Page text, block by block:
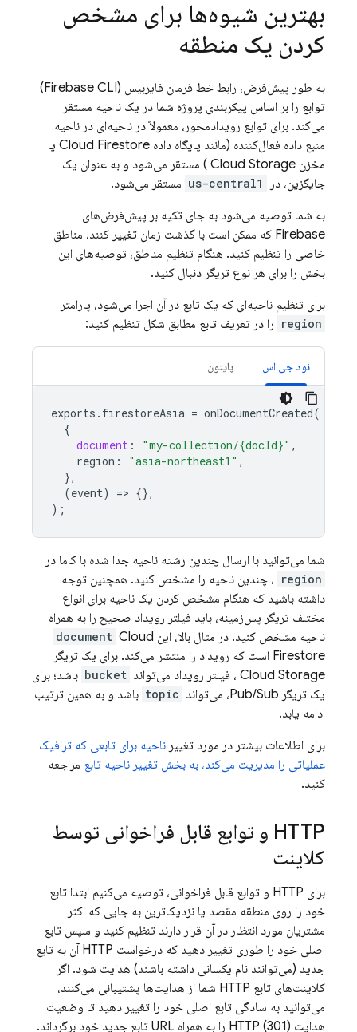
بهترین شیوه‌ها برای مشخص
کردن یک منطقه
به طور پیش‌فرض، رابط خط فرمان فایربیس (Firebase CLI)
توابع را بر اساس پیکربندی پروژه شما در یک ناحیه مستقر
می‌کند. برای توابع رویدادمحور، معمولاً در ناحیه‌ای در ناحیه
منبع داده فعال‌کننده (مانند پایگاه داده Cloud Firestore یا
مخزن Cloud Storage ) مستقر می‌شود و به عنوان یک
جایگزین، در
us-central1 مستقر می‌شود.
به شما توصیه می‌شود به جای تکیه بر پیش‌فرض‌های
Firebase که ممکن است با گذشت زمان تغییر کنند، مناطق
خاصی را تنظیم کنید. هنگام تنظیم مناطق، توصیه‌های این
بخش را برای هر نوع تریگر دنبال کنید.
برای تنظیم ناحیه‌ای که یک تابع در آن اجرا می‌شود، پارامتر
region را در تعریف تابع مطابق شکل تنظیم کنید:
نود جی اس پایتون
exports . firestoreAsia = onDocumentCreated(
{
document : "my-collection/{docId}" ,
region : "asia-northeast1" ,
},
(event) => {},
);
شما می‌توانید با ارسال چندین رشته ناحیه جدا شده با کاما در
region ، چندین ناحیه را مشخص کنید. همچنین توجه
داشته باشید که هنگام مشخص کردن یک ناحیه برای انواع
مختلف تریگر پس‌زمینه، باید فیلتر رویداد صحیح را به همراه
ناحیه مشخص کنید. در مثال بالا، این
document Cloud
Firestore است که رویداد را منتشر می‌کند. برای یک تریگر
Cloud Storage ، فیلتر رویداد می‌تواند bucket باشد؛ برای
یک تریگر Pub/Sub، می‌تواند
topic باشد و به همین ترتیب
ادامه یابد.
برای اطلاعات بیشتر در مورد تغییر ناحیه برای تابعی که ترافیک
عملیاتی را مدیریت می‌کند، به بخش تغییر ناحیه تابع مراجعه
کنید.
HTTP و توابع قابل فراخوانی توسط
کلاینت
برای HTTP و توابع قابل فراخوانی، توصیه می‌کنیم ابتدا تابع
خود را روی منطقه مقصد یا نزدیک‌ترین به جایی که اکثر
مشتریان مورد انتظار در آن قرار دارند تنظیم کنید و سپس تابع
اصلی خود را طوری تغییر دهید که درخواست HTTP آن به تابع
جدید (می‌توانند نام یکسانی داشته باشند) هدایت شود. اگر
کلاینت‌های تابع HTTP شما از هدایت‌ها پشتیبانی می‌کنند،
می‌توانید به سادگی تابع اصلی خود را تغییر دهید تا وضعیت
هدایت HTTP (301) را به همراه URL تابع جدید خود برگرداند.